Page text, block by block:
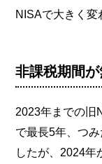
NISAで大きく変
非課税期間
2023年までの旧
で最長5年、つ
したが、2024年